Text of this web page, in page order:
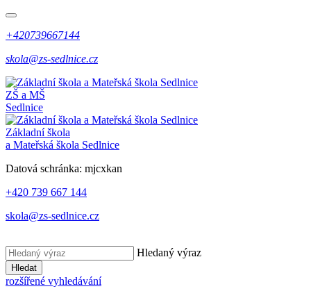
+420739667144
skola@zs-sedlnice.cz
ZŠ a MŠ
Sedlnice
Základní škola
a Mateřská škola Sedlnice
Datová schránka: mjcxkan
+420 739 667 144
skola@zs-sedlnice.cz
Hledaný výraz
Hledat
rozšířené vyhledávání